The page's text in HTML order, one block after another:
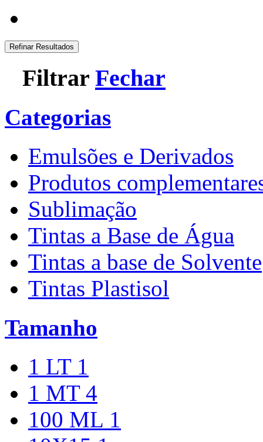
Refinar Resultados
Filtrar Fechar
Categorias
Emulsões e Derivados
Produtos
Sublimação
Tintas a Base de Água
Tintas a base de Solvente
Tintas Plastisol
Tamanho
1 LT 1
1 MT 4
100 ML 1